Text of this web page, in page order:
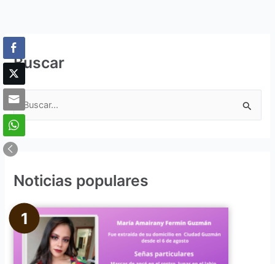
Buscar
u
s
a
o
Noticias populares